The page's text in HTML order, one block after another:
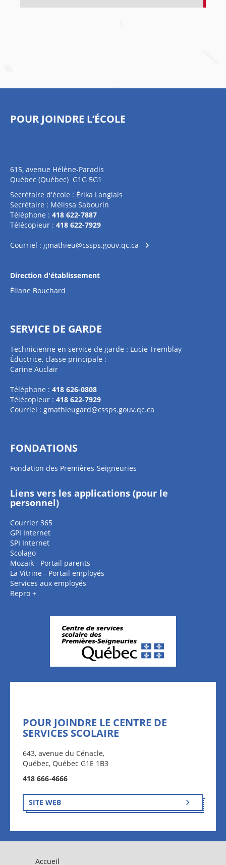
POUR JOINDRE L’ÉCOLE
615, avenue Hélène-Paradis
Québec (Québec) G1G 5G1
Secrétaire d'école : Érika Langlais
Secrétaire : Mélissa Sabourin
Téléphone : 418 622-7887
Télécopieur : 418 622-7929
Courriel : gmathieu@cssps.gouv.qc.ca
Direction d'établissement
Éliane Bouchard
SERVICE DE GARDE
Technicienne en service de garde : Lucie Tremblay
Éductrice, classe principale :
Carine Auclair
Téléphone : 418 626-0808
Télécopieur : 418 622-7929
Courriel : gmathieugard@cssps.gouv.qc.ca
FONDATIONS
Fondation des Premières-Seigneuries
Liens vers les applications (pour le
personnel)
Courrier 365
GPI Internet
SPI Internet
Scolago
Mozaik - Portail parents
La Vitrine - Portail employés
Services aux employés
Repro +
POUR JOINDRE LE CENTRE DE
SERVICES SCOLAIRE
643, avenue du Cénacle,
Québec, Québec G1E 1B3
418 666-4666
SITE WEB
Accueil